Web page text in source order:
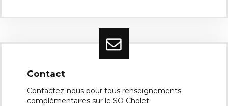
Contact
Contactez-nous pour tous renseignements
complémentaires sur le SO Cholet